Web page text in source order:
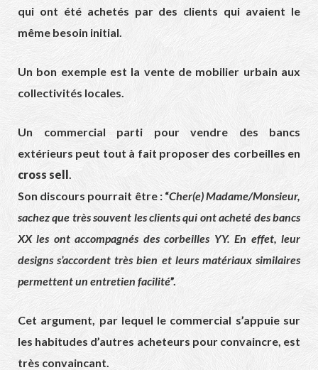
qui ont été achetés par des clients qui avaient le
même besoin initial.
Un bon exemple est la vente de mobilier urbain aux
collectivités locales.
Un commercial parti pour vendre des bancs
extérieurs peut tout à fait proposer des corbeilles en
cross sell.
Son discours pourrait être : “Cher(e) Madame/Monsieur,
sachez que très souvent les clients qui ont acheté des bancs
XX les ont accompagnés des corbeilles YY. En effet, leur
designs s’accordent très bien et leurs matériaux similaires
permettent un entretien facilité”.
Cet argument, par lequel le commercial s’appuie sur
les habitudes d’autres acheteurs pour convaincre, est
très convaincant.